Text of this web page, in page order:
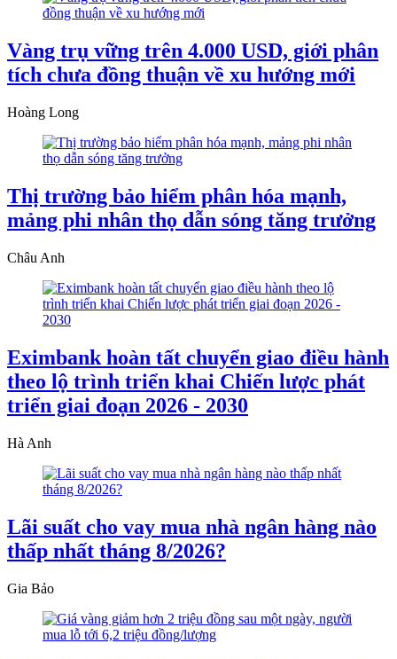
Vàng trụ vững trên 4.000 USD, giới phân
tích chưa đồng thuận về xu hướng mới
Hoàng Long
Thị trường bảo hiểm phân hóa mạnh,
mảng phi nhân thọ dẫn sóng tăng trưởng
Châu Anh
Eximbank hoàn tất chuyển giao điều hành
theo lộ trình triển khai Chiến lược phát
triển giai đoạn 2026 - 2030
Hà Anh
Lãi suất cho vay mua nhà ngân hàng nào
thấp nhất tháng 8/2026?
Gia Bảo